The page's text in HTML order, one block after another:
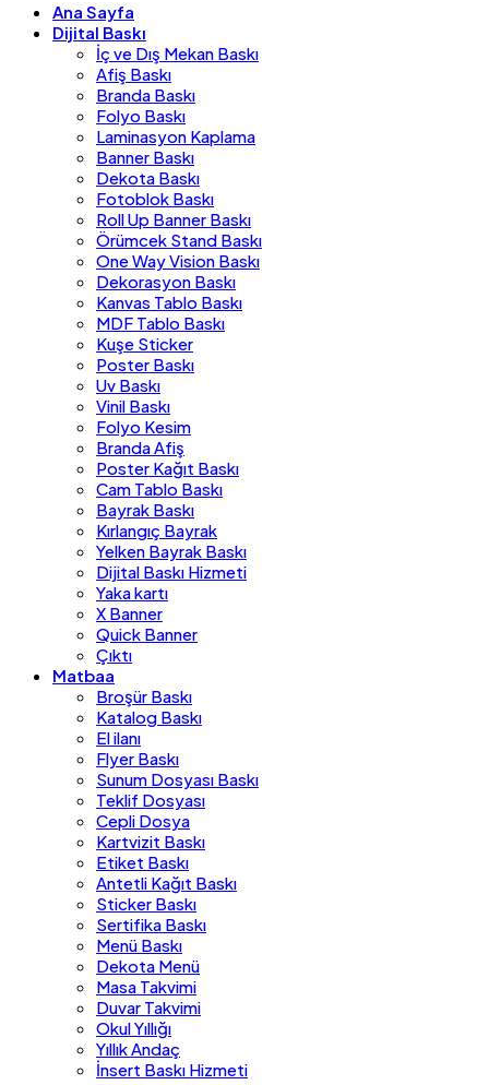
Ana Sayfa
Dijital Baskı
İç ve Dış Mekan Baskı
Afiş Baskı
Branda Baskı
Folyo Baskı
Laminasyon Kaplama
Banner Baskı
Dekota Baskı
Fotoblok Baskı
Roll Up Banner Baskı
Örümcek Stand Baskı
One Way Vision Baskı
Dekorasyon Baskı
Kanvas Tablo Baskı
MDF Tablo Baskı
Kuşe Sticker
Poster Baskı
Uv Baskı
Vinil Baskı
Folyo Kesim
Branda Afiş
Poster Kağıt Baskı
Cam Tablo Baskı
Bayrak Baskı
Kırlangıç Bayrak
Yelken Bayrak Baskı
Dijital Baskı Hizmeti
Yaka kartı
X Banner
Quick Banner
Çıktı
Matbaa
Broşür Baskı
Katalog Baskı
El ilanı
Flyer Baskı
Sunum Dosyası Baskı
Teklif Dosyası
Cepli Dosya
Kartvizit Baskı
Etiket Baskı
Antetli Kağıt Baskı
Sticker Baskı
Sertifika Baskı
Menü Baskı
Dekota Menü
Masa Takvimi
Duvar Takvimi
Okul Yıllığı
Yıllık Andaç
İnsert Baskı Hizmeti